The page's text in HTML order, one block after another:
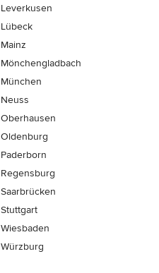
Leverkusen
Lübeck
Mainz
Mönchen­gladbach
München
Neuss
Oberhausen
Oldenburg
Paderborn
Regensburg
Saarbrücken
Stuttgart
Wiesbaden
Würzburg